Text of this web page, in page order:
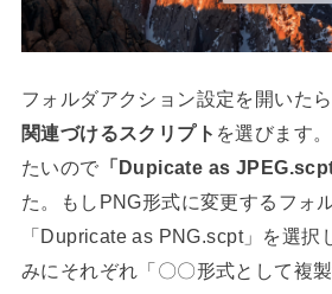
フォルダアクション設定を開いた
関連づけるスクリプト を選びます
たいので 「Dupicate as JPEG.scpt
た。もしPNG形式に変更するフォ
「Dupricate as PNG.scpt」を選択
みにそれぞれ「〇〇形式として複